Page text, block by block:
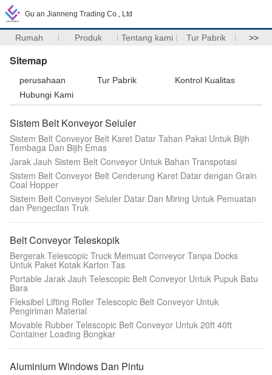
Gu an Jianneng Trading Co., Ltd
Rumah Produk Tentang kami Tur Pabrik >>
Sitemap
perusahaan Tur Pabrik
Kontrol Kualitas
Hubungi Kami
Sistem Belt Konveyor Seluler
Sistem Belt Conveyor Belt Karet Datar Tahan Pakai Untuk Bijih
Tembaga Dan Bijih Emas
Jarak Jauh Sistem Belt Conveyor Untuk Bahan Transpotasi
Sistem Belt Conveyor Belt Cenderung Karet Datar dengan Grain
Coal Hopper
Sistem Belt Conveyor Seluler Datar Dan Miring Untuk Pemuatan
dan Pengecilan Truk
Belt Conveyor Teleskopik
Bergerak Telescopic Truck Memuat Conveyor Tanpa Docks
Untuk Paket Kotak Karton Tas
Portable Jarak Jauh Telescopic Belt Conveyor Untuk Pupuk Batu
Bara
Fleksibel Lifting Roller Telescopic Belt Conveyor Untuk
Pengiriman Material
Movable Rubber Telescopic Belt Conveyor Untuk 20ft 40ft
Container Loading Bongkar
Aluminium Windows Dan Pintu